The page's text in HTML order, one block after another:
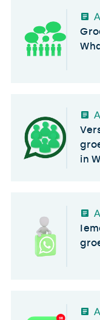
in